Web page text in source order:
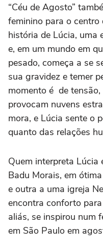
“Céu de Agosto”
feminino para o
história de Lúcia, uma
e, em um mundo em
pesado, começa a se
sua gravidez e temer
momento é de
provocam nuvens
mora, e Lúcia sente o
quanto das relações
Quem interpreta
Badu Morais, em
e outra a uma igreja
encontra conforto
aliás, se inspirou num
em São Paulo em